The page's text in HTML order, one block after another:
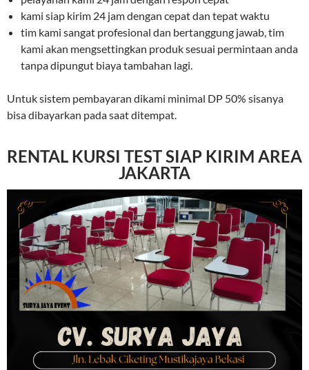
kami siap kirim 24 jam dengan cepat dan tepat waktu
tim kami sangat profesional dan bertanggung jawab, tim
kami akan mengsettingkan produk sesuai permintaan anda
tanpa dipungut biaya tambahan lagi.
Untuk sistem pembayaran dikami minimal DP 50% sisanya
bisa dibayarkan pada saat ditempat.
RENTAL KURSI TEST SIAP KIRIM AREA
JAKARTA